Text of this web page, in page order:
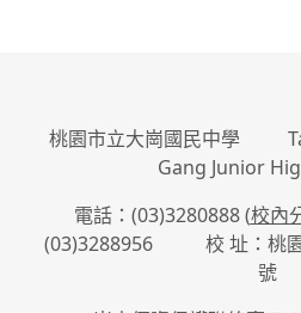
桃園市立大崗國民中學
Gang Junior
電話：(03)3280888 (校內
(03)3288956 校 址：桃園
號